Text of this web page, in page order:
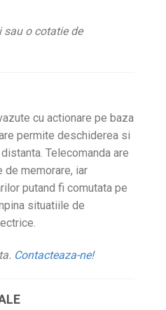
sau o cotatie de
cu actionare pe baza
permite deschiderea si
Telecomanda are
de memorare, iar
putand fi comutata pe
situatiile de
Contacteaza-ne!